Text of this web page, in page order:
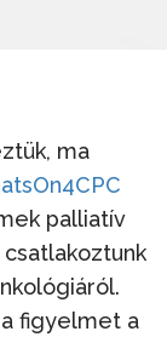
ma
palliatív
figyelmet a